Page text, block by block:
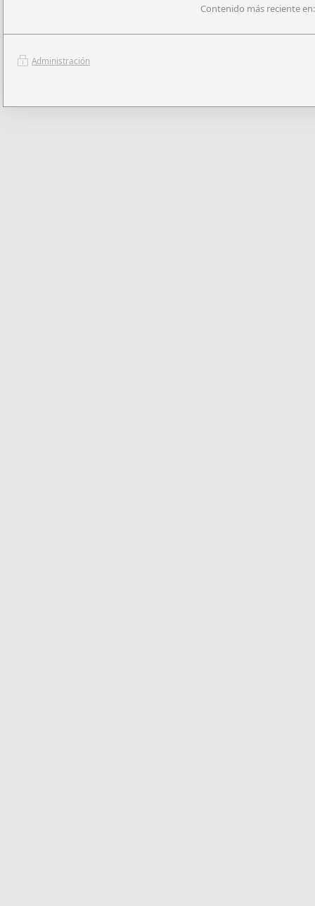
Contenido más reciente en:
Administración